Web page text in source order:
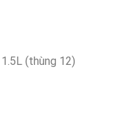
(thùng 12)